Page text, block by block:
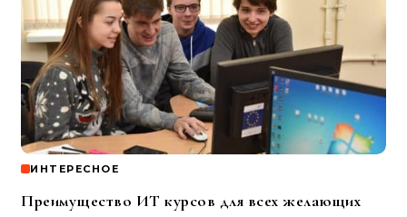
ИНТЕРЕСНОЕ
Преимущество ИТ курсов для всех желающих